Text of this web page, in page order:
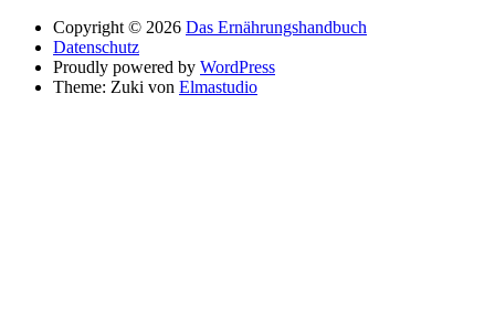
Copyright © 2026 Das Ernährungshandbuch
Datenschutz
Proudly powered by WordPress
Theme: Zuki von Elmastudio